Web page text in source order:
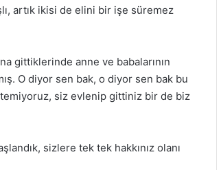
artık ikisi de elini bir işe süremez
gittiklerinde anne ve babalarının
O diyor sen bak, o diyor sen bak bu
siz evlenip gittiniz bir de biz
sizlere tek tek hakkınız olanı